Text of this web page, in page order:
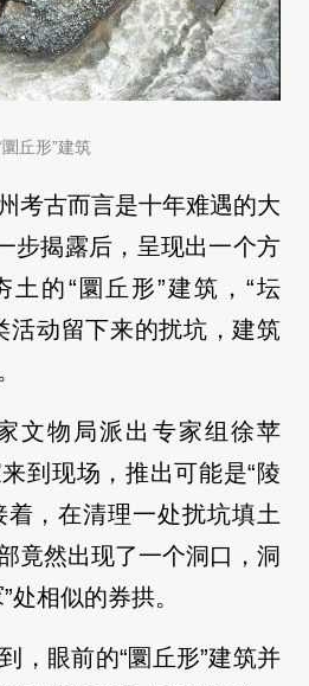
圜丘形”建筑
考古而言是十年难遇的大
步揭露后，呈现出一个方
土的“圜丘形”建筑，“坛
活动留下来的扰坑，建筑
文物局派出专家组徐苹
到现场，推出可能是“陵
着，在清理一处扰坑填土
竟然出现了一个洞口，洞
处相似的券拱。
，眼前的“圜丘形”建筑并